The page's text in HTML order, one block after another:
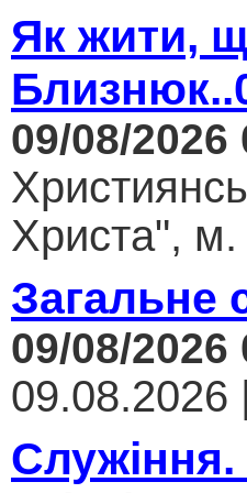
Як жити,
09/08/2026
Христа", м.
Загальне
09/08/2026
09.08.2026
Служіння.